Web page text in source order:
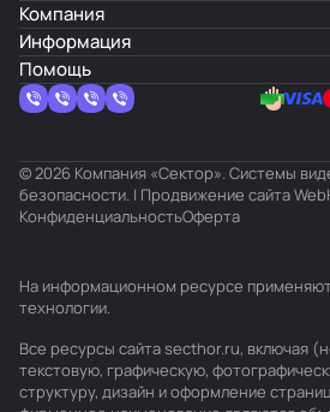
Компания
Информация
Помощь
© 2026 Компания «Сектор». Системы
безопасности. | Продвижение сайта
КонфиденциальностьОферта
На информационном ресурсе
технологии.
Все ресурсы сайта secthor.ru, включая
текстовую, графическую,
структуру, дизайн и оформление